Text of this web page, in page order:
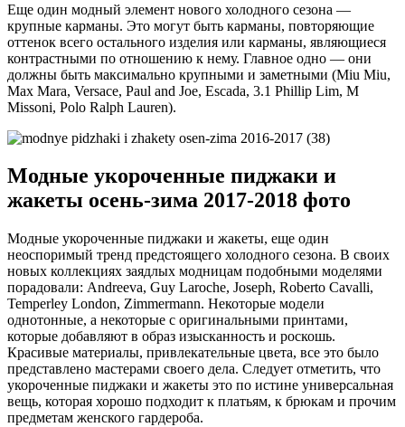
Еще один модный элемент нового холодного сезона —
крупные карманы. Это могут быть карманы, повторяющие
оттенок всего остального изделия или карманы, являющиеся
контрастными по отношению к нему. Главное одно — они
должны быть максимально крупными и заметными (Miu Miu,
Max Mara, Versace, Paul and Joe, Escada, 3.1 Phillip Lim, M
Missoni, Polo Ralph Lauren).
Модные укороченные пиджаки и
жакеты осень-зима 2017-2018 фото
Модные укороченные пиджаки и жакеты, еще один
неоспоримый тренд предстоящего холодного сезона. В своих
новых коллекциях заядлых модницам подобными моделями
порадовали: Andreeva, Guy Laroche, Joseph, Roberto Cavalli,
Temperley London, Zimmermann. Некоторые модели
однотонные, а некоторые с оригинальными принтами,
которые добавляют в образ изысканность и роскошь.
Красивые материалы, привлекательные цвета, все это было
представлено мастерами своего дела. Следует отметить, что
укороченные пиджаки и жакеты это по истине универсальная
вещь, которая хорошо подходит к платьям, к брюкам и прочим
предметам женского гардероба.